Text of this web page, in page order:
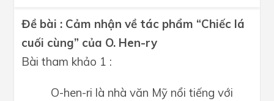
Đề bài : Cảm nhận về tác phẩm “Chiếc lá
cuối cùng” của O. Hen-ry
Bài tham khảo 1 :
O-hen-ri là nhà văn Mỹ nổi tiếng với